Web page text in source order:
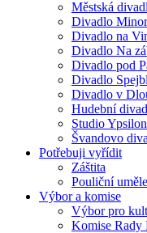
Městská
Divadlo Minor
Divadlo na
Divadlo Na
Divadlo pod
Divadlo
Divadlo v
Hudební
Studio Ypsilon
Švandovo
Potřebuji vyřídit
Záštita
Pouliční
Výbor a komise
Výbor pro
Komise Rady